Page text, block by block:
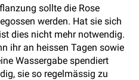
sollte die Rose
werden. Hat sie sich
dies nicht mehr notwendig.
ihr an heissen Tagen sowie
Wassergabe spendiert
sie so regelmässig zu